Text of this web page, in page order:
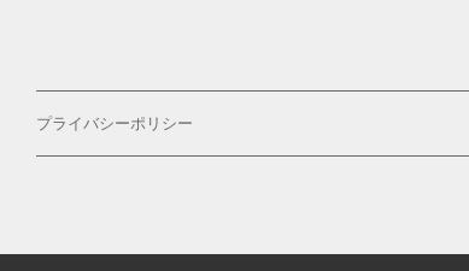
プライバシーポリシー